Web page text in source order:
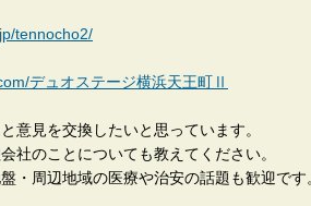
tennocho2/
デュオステージ横浜天王町Ⅱ
意見を交換したいと思っています。
社のことについても教えてください。
・周辺地域の医療や治安の話題も歓迎です